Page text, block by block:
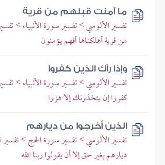
ما آمنت قبلهم من قرية
تفسير الألوسي > تفسير سورة الأنبياء >
من قرية أهلكناها أفهم يؤمنون
وإذا رآك الذين كفروا
تفسير الألوسي > تفسير سورة الأنبياء >
كفروا إن يتخذونك إلا هزوا
الذين أخرجوا من ديارهم
تفسير الألوسي > تفسير سورة الحج >
ديارهم بغير حق إلا أن يقولوا ربنا الله